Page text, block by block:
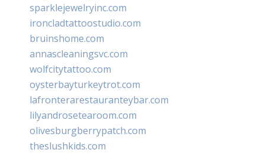
sparklejewelryinc.com
ironcladtattoostudio.com
bruinshome.com
annascleaningsvc.com
wolfcitytattoo.com
oysterbayturkeytrot.com
lafronterarestauranteybar.com
lilyandrosetearoom.com
olivesburgberrypatch.com
theslushkids.com